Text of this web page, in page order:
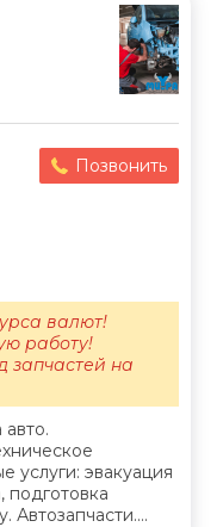
Позвонить
услуги: эвакуация
подготовка
Автозапчасти....
валют!
работу!
запчастей на